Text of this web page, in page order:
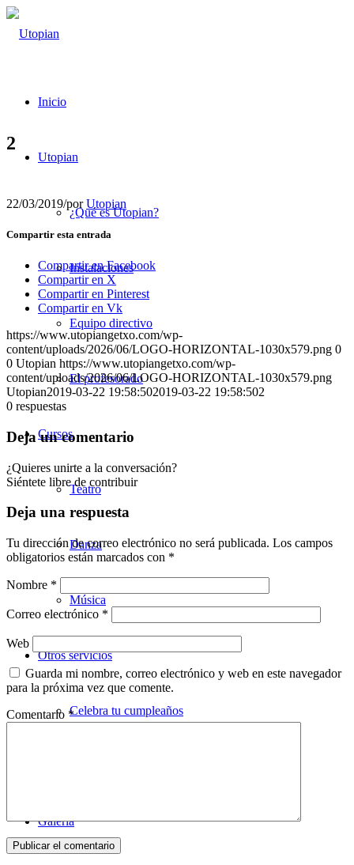
Inicio
Utopian
¿Qué es Utopian?
Instalaciones
Equipo directivo
El profesorado
Cursos
Teatro
Danza
Música
Otros servicios
Celebra tu cumpleaños
Galería
2
22/03/2019/porUtopian
Compartir esta entrada
Compartir en Facebook
Compartir en X
Compartir en Pinterest
Compartir en Vk
https://www.utopiangetxo.com/wp-
content/uploads/2026/06/LOGO-HORIZONTAL-1030x579.png 0
0 Utopian https://www.utopiangetxo.com/wp-
content/uploads/2026/06/LOGO-HORIZONTAL-1030x579.png
Utopian2019-03-22 19:58:502019-03-22 19:58:502
0 respuestas
Deja un comentario
¿Quieres unirte a la conversación?
Siéntete libre de contribuir
Deja una respuesta
Tu dirección de correo electrónico no será publicada. Los campos
obligatorios están marcados con *
Nombre *
Correo electrónico *
Web
Guarda mi nombre, correo electrónico y web en este navegador
para la próxima vez que comente.
Comentario *